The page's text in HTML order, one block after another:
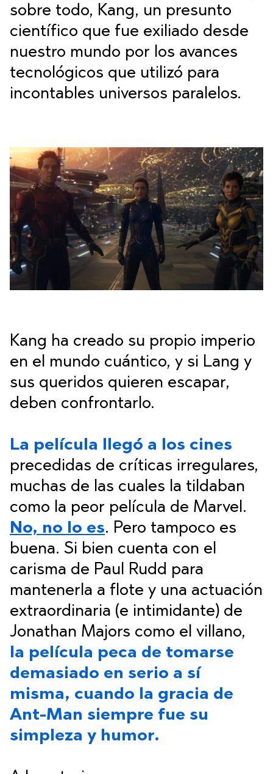
sobre todo, Kang, un presunto
científico que fue exiliado desde
nuestro mundo por los avances
tecnológicos que utilizó para
incontables universos paralelos.
Kang ha creado su propio imperio
en el mundo cuántico, y si Lang y
sus queridos quieren escapar,
deben confrontarlo.
La película llegó a los cines
precedidas de críticas irregulares,
muchas de las cuales la tildaban
como la peor película de Marvel.
No, no lo es. Pero tampoco es
buena. Si bien cuenta con el
carisma de Paul Rudd para
mantenerla a flote y una actuación
extraordinaria (e intimidante) de
Jonathan Majors como el villano,
la película peca de tomarse
demasiado en serio a sí
misma, cuando la gracia de
Ant-Man siempre fue su
simpleza y humor.